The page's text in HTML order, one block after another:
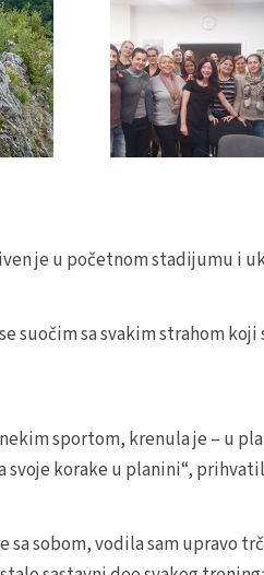
je u početnom stadijumu i
suočim sa svakim strahom
sportom, krenula je – u
svoje korake u planini“,
sa sobom, vodila sam upravo